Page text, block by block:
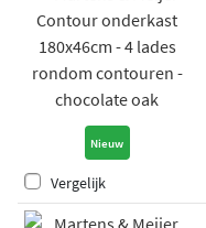
Nieuw
Vergelijk